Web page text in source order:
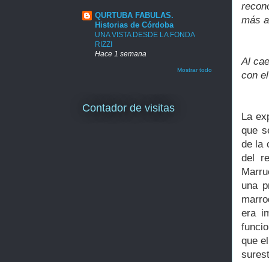
más
Al
con
La
que
de la
del
una
era
que
QURTUBA FABULAS.
Historias de Córdoba
UNA VISTA DESDE LA FONDA
RIZZI
Hace 1 semana
Mostrar todo
Contador de visitas